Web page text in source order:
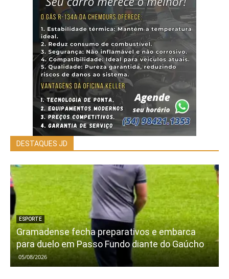
DESTAQUES JD
ESPORTE
Gramadense fecha preparativos e embarca
para duelo em Passo Fundo diante do Gaúcho
05/08/2026